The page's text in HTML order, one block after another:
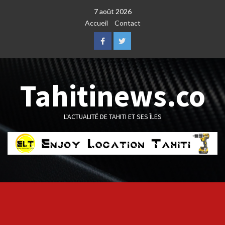
7 août 2026
Accueil
Contact
FacebookTwitter
Tahitinews.co
L'ACTUALITÉ DE TAHITI ET SES ÎLES